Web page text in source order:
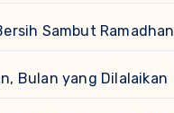
Sambut Ramadhan
Bulan yang Dilalaikan